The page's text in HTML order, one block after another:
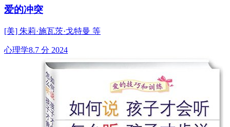
爱的冲突
[美] 朱莉·施瓦茨·戈特曼 等
心理学8.7 分 2024